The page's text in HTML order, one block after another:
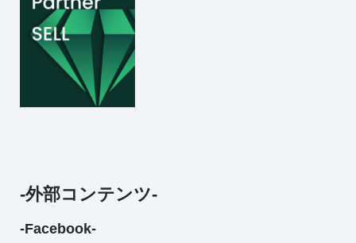
-外部コンテンツ-
-Facebook-